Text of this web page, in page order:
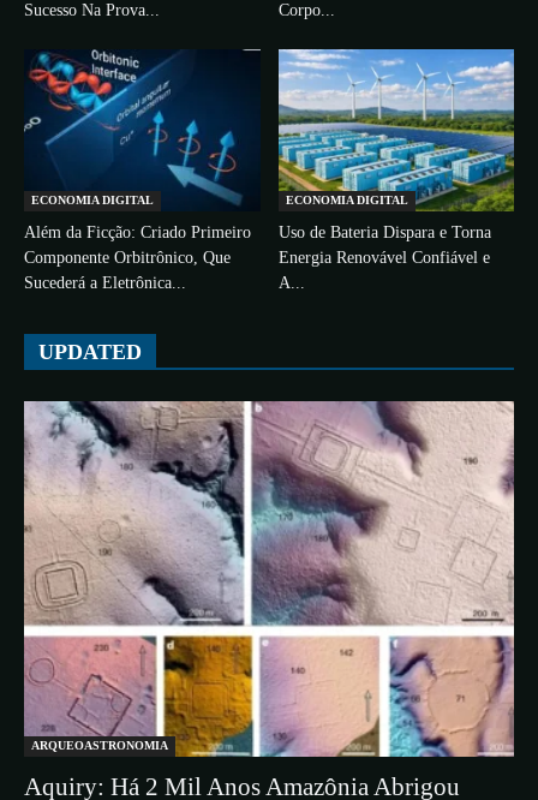
Sucesso Na Prova...
Corpo...
ECONOMIA DIGITAL
Além da Ficção: Criado Primeiro
Componente Orbitrônico, Que
Sucederá a Eletrônica...
ECONOMIA DIGITAL
Uso de Bateria Dispara e Torna
Energia Renovável Confiável e
A...
UPDATED
ARQUEOASTRONOMIA
Aquiry: Há 2 Mil Anos Amazônia Abrigou